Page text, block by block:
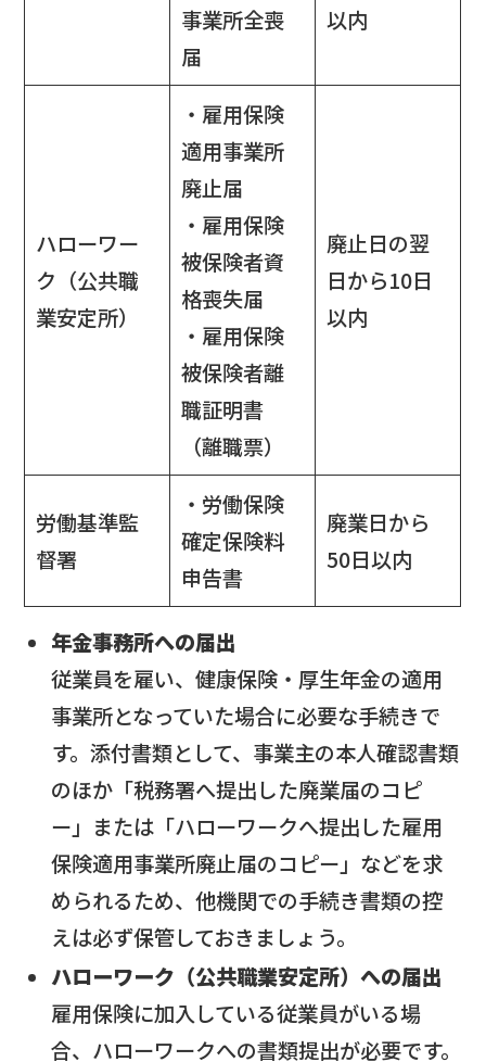
事業所全喪
届
以内
ハローワー
ク（公共職
業安定所）
・雇用保険
適用事業所
廃止届
・雇用保険
被保険者資
格喪失届
・雇用保険
被保険者離
職証明書
（離職票）
廃止日の翌
日から10日
以内
労働基準監
督署
・労働保険
確定保険料
申告書
廃業日から
50日以内
年金事務所への届出
従業員を雇い、健康保険・厚生年金の適用
事業所となっていた場合に必要な手続きで
す。添付書類として、事業主の本人確認書類
のほか「税務署へ提出した廃業届のコピ
ー」または「ハローワークへ提出した雇用
保険適用事業所廃止届のコピー」などを求
められるため、他機関での手続き書類の控
えは必ず保管しておきましょう。
ハローワーク（公共職業安定所）への届出
雇用保険に加入している従業員がいる場
合、ハローワークへの書類提出が必要です。